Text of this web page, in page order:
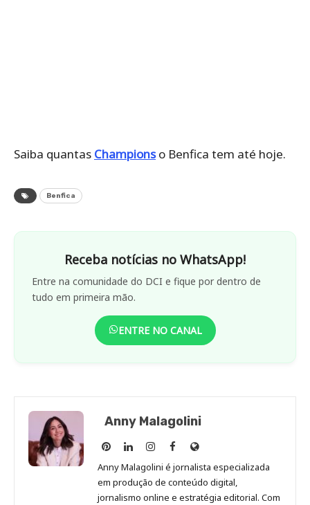
Saiba quantas Championso Benfica tem até hoje.
Benfica
Receba notícias no WhatsApp!
Entre na comunidade do DCI e fique por dentro de
tudo em primeira mão.
ENTRE NO CANAL
Anny Malagolini
Anny
Malagolini
no
Pinterest
Anny
Malagolini
no
LinkedIn
Anny
Malagolini
no
Instagram
Anny
Malagolini
no
Facebook
Site
de
Anny
Malagolini
Anny Malagolini é jornalista especializada
em produção de conteúdo digital,
jornalismo online e estratégia editorial. Com